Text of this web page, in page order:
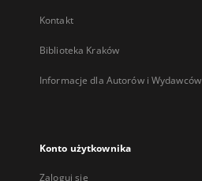
Kontakt
Biblioteka Kraków
Informacje dla Autorów i Wydawców
Konto użytkownika
Zaloguj się